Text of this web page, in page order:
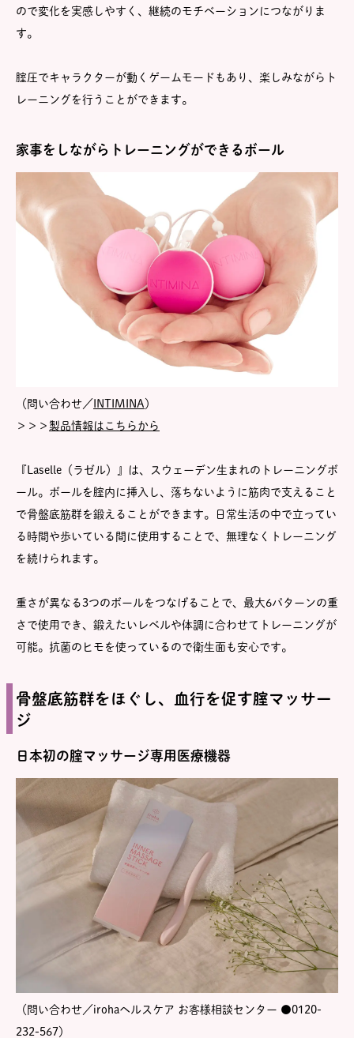
ので変化を実感しやすく、継続のモチベーションにつながりま
す。
腟圧でキャラクターが動くゲームモードもあり、楽しみながらト
レーニングを行うことができます。
家事をしながらトレーニングができるボール
（問い合わせ／ INTIMINA ）
＞＞＞ 製品情報はこちらから
『Laselle（ラゼル）』は、スウェーデン生まれのトレーニングボ
ール。ボールを腟内に挿入し、落ちないように筋肉で支えること
で骨盤底筋群を鍛えることができます。日常生活の中で立ってい
る時間や歩いている間に使用することで、無理なくトレーニング
を続けられます。
重さが異なる3つのボールをつなげることで、最大6パターンの重
さで使用でき、鍛えたいレベルや体調に合わせてトレーニングが
可能。抗菌のヒモを使っているので衛生面も安心です。
骨盤底筋群をほぐし、血行を促す腟マッサー
ジ
日本初の腟マッサージ専用医療機器
（問い合わせ／irohaヘルスケア お客様相談センター ●0120-
232-567）